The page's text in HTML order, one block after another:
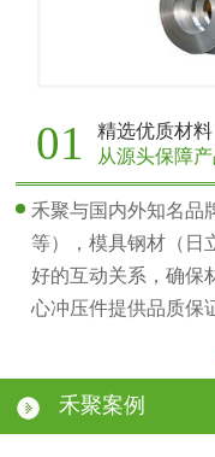
01
精选优质材料
从源头保障
禾聚与国内外知名品
等），模具钢材（日
好的互动关系，确保
心冲压件提供品质保
禾聚案例